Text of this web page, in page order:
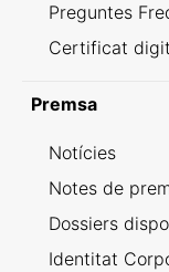
Preguntes
Certificat
Premsa
Notícies
Notes de
Dossiers
Identitat